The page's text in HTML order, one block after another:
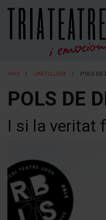
INICI CARTELLERA POLS DE
POLS DE
I si la veritat